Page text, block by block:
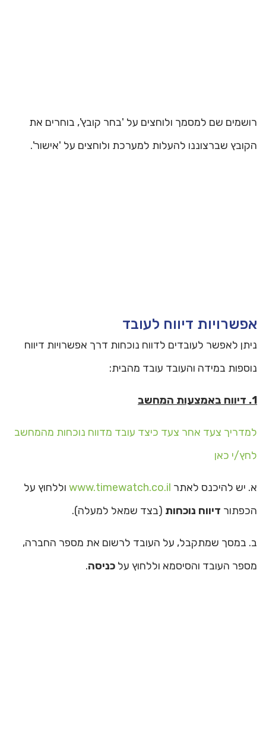
רושמים שם למסמך ולוחצים על 'בחר קובץ', בוחרים את
הקובץ שברצוננו להעלות למערכת ולוחצים על 'אישור'.
אפשרויות דיווח לעובד
ניתן לאפשר לעובדים לדווח נוכחות דרך אפשרויות דיווח
נוספות במידה והעובד עובד מהבית:
1. דיווח באמצעות המחשב
למדריך צעד אחר צעד כיצד עובד מדווח נוכחות מהמחשב
לחץ/י כאן
א. יש להיכנס לאתר www.timewatch.co.il וללחוץ על
הכפתור דיווח נוכחות (בצד שמאל למעלה).
ב. במסך שמתקבל, על העובד לרשום את מספר החברה,
מספר העובד והסיסמא וללחוץ על כניסה.